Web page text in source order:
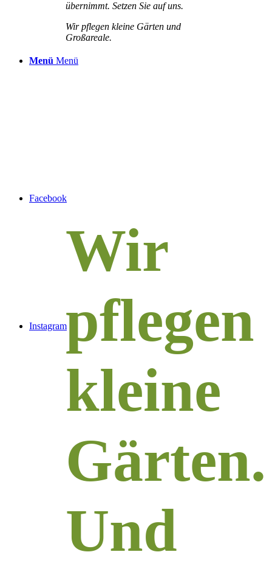
Menü Menü
Facebook
Instagram
übernimmt. Setzen Sie auf uns.
Wir pflegen kleine Gärten und
Großareale.
Wir
pflegen
kleine
Gärten.
Und